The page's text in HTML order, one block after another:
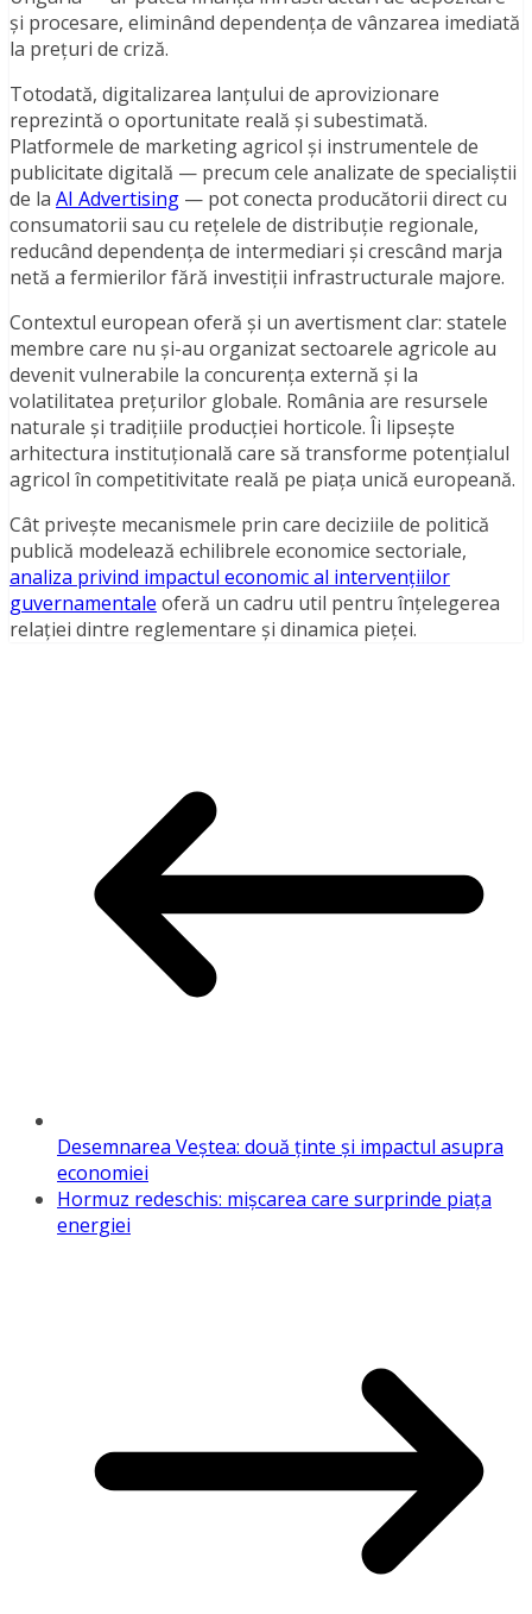
și procesare, eliminând dependența de vânzarea imediată
la prețuri de criză.
Totodată, digitalizarea lanțului de aprovizionare
reprezintă o oportunitate reală și subestimată.
Platformele de marketing agricol și instrumentele de
publicitate digitală — precum cele analizate de specialiștii
de la AI Advertising — pot conecta producătorii direct cu
consumatorii sau cu rețelele de distribuție regionale,
reducând dependența de intermediari și crescând marja
netă a fermierilor fără investiții infrastructurale majore.
Contextul european oferă și un avertisment clar: statele
membre care nu și-au organizat sectoarele agricole au
devenit vulnerabile la concurența externă și la
volatilitatea prețurilor globale. România are resursele
naturale și tradițiile producției horticole. Îi lipsește
arhitectura instituțională care să transforme potențialul
agricol în competitivitate reală pe piața unică europeană.
Cât privește mecanismele prin care deciziile de politică
publică modelează echilibrele economice sectoriale,
analiza privind impactul economic al intervențiilor
guvernamentale oferă un cadru util pentru înțelegerea
relației dintre reglementare și dinamica pieței.
Desemnarea Veștea: două ținte și impactul asupra
economiei
Hormuz redeschis: mișcarea care surprinde piața
energiei